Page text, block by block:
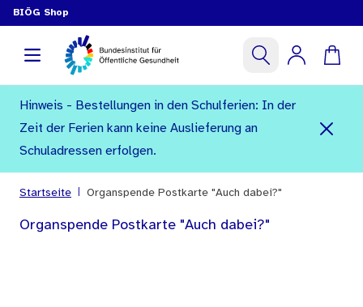
BIÖG Shop
Hinweis - Bestellungen in den Schulferien: In der
Zeit der Ferien kann keine Auslieferung an
Schuladressen erfolgen.
Startseite Organspende Postkarte "Auch dabei?"
Organspende Postkarte "Auch dabei?"